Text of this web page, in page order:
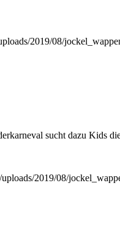
2019/08/
sucht dazu Kids
2019/08/